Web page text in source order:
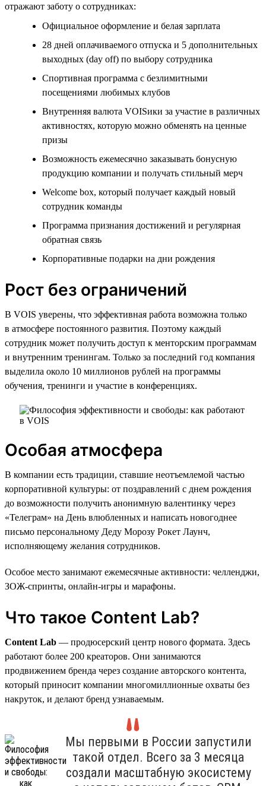
отражают заботу о сотрудниках:
Официальное оформление и белая зарплата
28 дней оплачиваемого отпуска и 5 дополнительных
выходных (day off) по выбору сотрудника
Спортивная программа с безлимитными
посещениями любимых клубов
Внутренняя валюта VOISики за участие в различных
активностях, которую можно обменять на ценные
призы
Возможность ежемесячно заказывать бонусную
продукцию компании и получать стильный мерч
Welcome box, который получает каждый новый
сотрудник команды
Программа признания достижений и регулярная
обратная связь
Корпоративные подарки на дни рождения
Рост без ограничений
В VOIS уверены, что эффективная работа возможна только
в атмосфере постоянного развития. Поэтому каждый
сотрудник может получить доступ к менторским программам
и внутренним тренингам. Только за последний год компания
выделила около 10 миллионов рублей на программы
обучения, тренинги и участие в конференциях.
Особая атмосфера
В компании есть традиции, ставшие неотъемлемой частью
корпоративной культуры: от поздравлений с днем рождения
до возможности получить анонимную валентинку через
«Телеграм» на День влюбленных и написать новогоднее
письмо персональному Деду Морозу Рокет Лаунч,
исполняющему желания сотрудников.
Особое место занимают ежемесячные активности: челленджи,
ЗОЖ-спринты, онлайн-игры и марафоны.
Что такое Content Lab?
Content Lab — продюсерский центр нового формата. Здесь
работают более 200 креаторов. Они занимаются
продвижением бренда через создание авторского контента,
который приносит компании многомиллионные охваты без
накруток, и делают бренд узнаваемым.
Мы первыми в России запустили
такой отдел. Всего за 3 месяца
создали масштабную экосистему